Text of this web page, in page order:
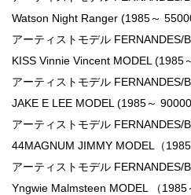
Watson Night Ranger (1985～
アーティストモデル FERNANDES/
KISS Vinnie Vincent MODEL (1985
アーティストモデル FERNANDES/
JAKE E LEE MODEL (1985～
アーティストモデル FERNANDES/
44MAGNUM JIMMY MODEL（
アーティストモデル FERNANDES/
Yngwie Malmsteen MODEL （